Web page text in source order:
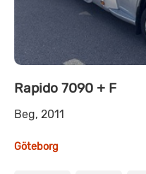
Rapido 7090 + F
Beg, 2011
Göteborg